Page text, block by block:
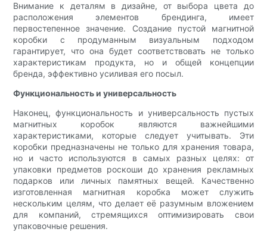
Внимание к деталям в дизайне, от выбора цвета до
расположения элементов брендинга, имеет
первостепенное значение. Создание пустой магнитной
коробки с продуманным визуальным подходом
гарантирует, что она будет соответствовать не только
характеристикам продукта, но и общей концепции
бренда, эффективно усиливая его посыл.
Функциональность и универсальность
Наконец, функциональность и универсальность пустых
магнитных коробок являются важнейшими
характеристиками, которые следует учитывать. Эти
коробки предназначены не только для хранения товара,
но и часто используются в самых разных целях: от
упаковки предметов роскоши до хранения рекламных
подарков или личных памятных вещей. Качественно
изготовленная магнитная коробка может служить
нескольким целям, что делает её разумным вложением
для компаний, стремящихся оптимизировать свои
упаковочные решения.